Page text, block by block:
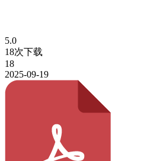
5.0
18次下载
18
2025-09-19